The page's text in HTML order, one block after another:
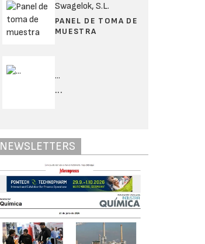
Swagelok, S.L.
PANEL DE TOMA DE
MUESTRA
...
...
NEWSLETTERS